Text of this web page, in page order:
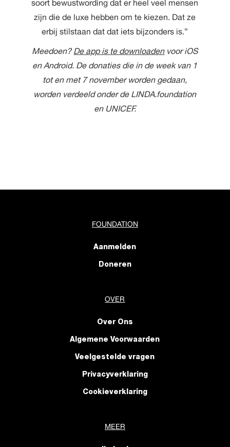
soort bewustwording dat er heel veel mensen
zijn die de luxe hebben om te kiezen. Dat ze
erbij stilstaan dat dat iets bijzonders is.”
Meedoen? De app is te downloadenvoor iOS
en Android. De donaties die in de week van 1
tot en met 7 november worden gedaan,
worden verdeeld onder de LINDA.foundation
en UNICEF.
FOUNDATION
Aanmelden
Doneren
OVER
Over Ons
Algemene Voorwaarden
Veelgestelde vragen
Privacyverklaring
Cookieverklaring
MEER